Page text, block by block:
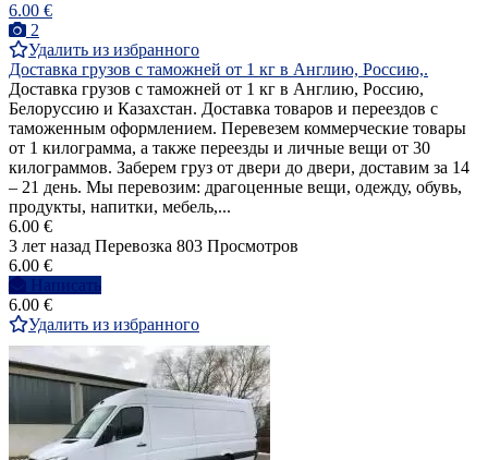
6.00 €
2
Удалить из избранного
Доставка грузов с таможней от 1 кг в Англию, Россию,.
Доставка грузов с таможней от 1 кг в Англию, Россию,
Белоруссию и Казахстан. Доставка товаров и переездов с
таможенным оформлением. Перевезем коммерческие товары
от 1 килограмма, а также переезды и личные вещи от 30
килограммов. Заберем груз от двери до двери, доставим за 14
– 21 день. Мы перевозим: драгоценные вещи, одежду, обувь,
продукты, напитки, мебель,...
6.00 €
3 лет назад Перевозка 803 Просмотров
6.00 €
Написать
6.00 €
Удалить из избранного